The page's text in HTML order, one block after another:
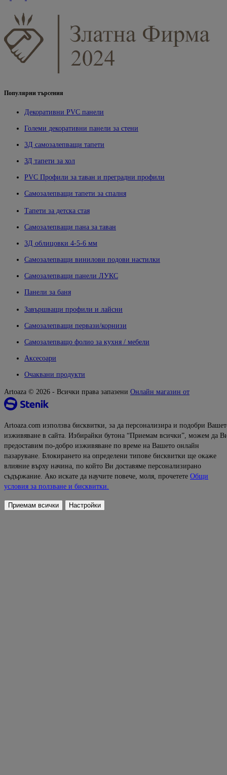
Популярни търсения
Декоративни PVC панели
Големи декоративни панели за стени
3Д самозалепващи тапети
ЗД тапети за хол
PVC Профили за таван и преградни профили
Самозалепващи тапети за спалня
Тапети за детска стая
Самозалепващи пана за таван
3Д облицовки 4-5-6 мм
Самозалепващи винилови подови настилки
Самозалепващи панели ЛУКС
Панели за баня
Завършващи профили и лайсни
Самозалепващи первази/корнизи
Самозалепващо фолио за кухня / мебели
Аксесоари
Очаквани продукти
Artoaza © 2026 - Всички права запазени Онлайн магазин от
Artoaza.com използва бисквитки, за да персонализира и подобри
изживяване в сайта. Избирайки бутона “Приемам всички”, можем да
предоставим по-добро изживяване по време на Вашето онлайн
пазаруване. Блокирането на определени типове бисквитки ще окаже
влияние върху начина, по който Ви доставяме персонализирано
съдържание. Ако искате да научите повече, моля, прочетете Общи
условия за ползване и бисквитки.
Приемам всички Настройки